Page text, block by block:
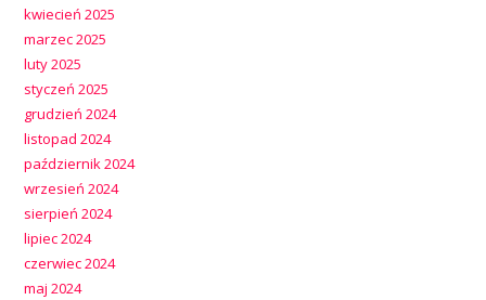
kwiecień 2025
marzec 2025
luty 2025
styczeń 2025
grudzień 2024
listopad 2024
październik 2024
wrzesień 2024
sierpień 2024
lipiec 2024
czerwiec 2024
maj 2024